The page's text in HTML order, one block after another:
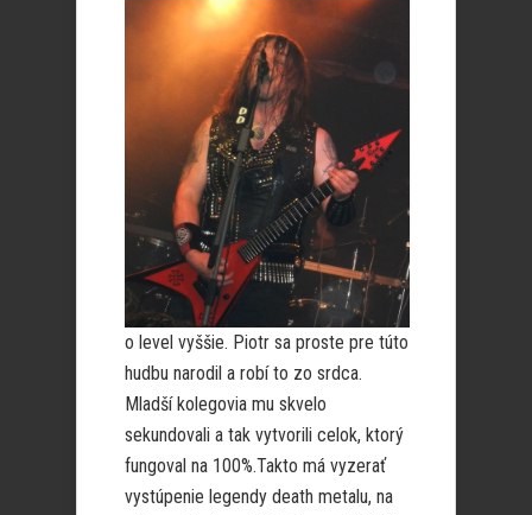
o level vyššie. Piotr sa proste pre túto
hudbu narodil a robí to zo srdca.
Mladší kolegovia mu skvelo
sekundovali a tak vytvorili celok, ktorý
fungoval na 100%.Takto má vyzerať
vystúpenie legendy death metalu, na